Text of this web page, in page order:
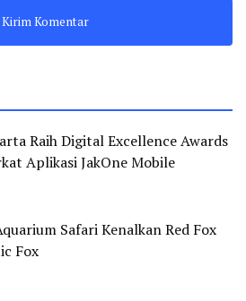
Raih Digital Excellence Awards
Aplikasi JakOne Mobile
Safari Kenalkan Red Fox
Fox